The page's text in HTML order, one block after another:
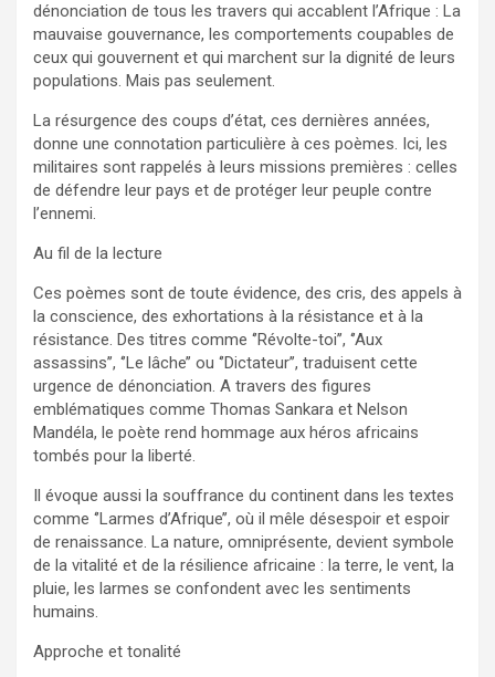
dénonciation de tous les travers qui accablent l’Afrique : La
mauvaise gouvernance, les comportements coupables de
ceux qui gouvernent et qui marchent sur la dignité de leurs
populations. Mais pas seulement.
La résurgence des coups d’état, ces dernières années,
donne une connotation particulière à ces poèmes. Ici, les
militaires sont rappelés à leurs missions premières : celles
de défendre leur pays et de protéger leur peuple contre
l’ennemi.
Au fil de la lecture
Ces poèmes sont de toute évidence, des cris, des appels à
la conscience, des exhortations à la résistance et à la
résistance. Des titres comme ‘’Révolte-toi’’, ‘’Aux
assassins’’, ‘’Le lâche’’ ou ‘’Dictateur’’, traduisent cette
urgence de dénonciation. A travers des figures
emblématiques comme Thomas Sankara et Nelson
Mandéla, le poète rend hommage aux héros africains
tombés pour la liberté.
Il évoque aussi la souffrance du continent dans les textes
comme ‘’Larmes d’Afrique’’, où il mêle désespoir et espoir
de renaissance. La nature, omniprésente, devient symbole
de la vitalité et de la résilience africaine : la terre, le vent, la
pluie, les larmes se confondent avec les sentiments
humains.
Approche et tonalité